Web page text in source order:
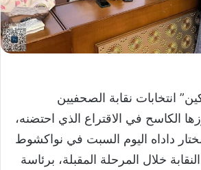
انتخابات نقابة الصحفيين
الكاسح في الاقتراع الذي احتضنه،
داداه اليوم السبت في نواكشوط
خلال المرحلة المقبلة، برئاسة